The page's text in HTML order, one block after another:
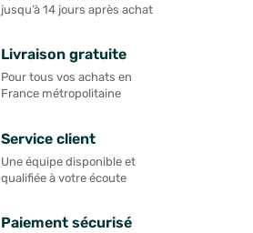
jusqu’à 14 jours après achat
Livraison gratuite
Pour tous vos achats en
France métropolitaine
Service client
Une équipe disponible et
qualifiée à votre écoute
Paiement sécurisé